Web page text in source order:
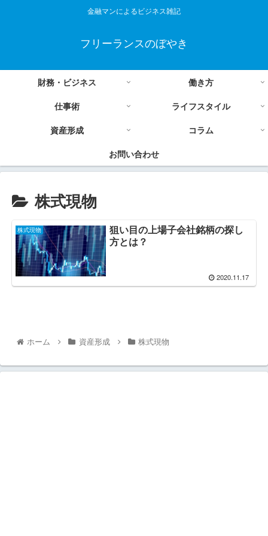
金融マンによるビジネス雑記
フリーランスのぼやき
財務・ビジネス
働き方
仕事術
ライフスタイル
資産形成
コラム
お問い合わせ
株式現物
株式現物
狙い目の上場子会社銘柄の探し
方とは？
2020.11.17
ホーム 資産形成 株式現物